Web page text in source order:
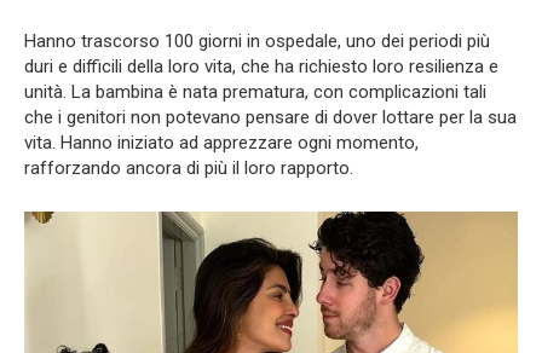
Hanno trascorso 100 giorni in ospedale, uno dei periodi più
duri e difficili della loro vita, che ha richiesto loro resilienza e
unità. La bambina è nata prematura, con complicazioni tali
che i genitori non potevano pensare di dover lottare per la sua
vita. Hanno iniziato ad apprezzare ogni momento,
rafforzando ancora di più il loro rapporto.